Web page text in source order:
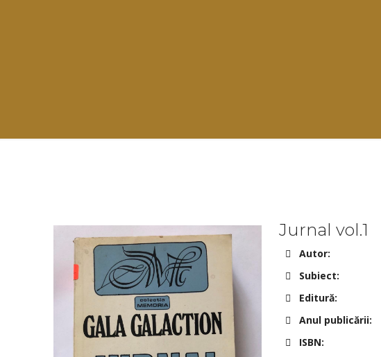
Jurnal vol.1
Autor:
Subiect:
Editură:
Anul publicării:
ISBN: